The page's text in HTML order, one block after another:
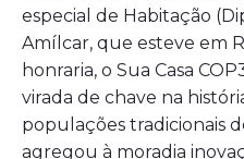
especial de Habitação
Amílcar, que esteve em
honraria, o Sua Casa
virada de chave na
populações tradicionais
agregou à moradia